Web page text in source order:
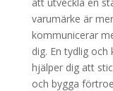
varumärke är
kommunicerar
dig. En tydlig
hjälper dig att
och bygga